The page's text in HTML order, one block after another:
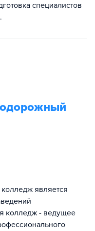
специалистов
является
колледж - ведущее